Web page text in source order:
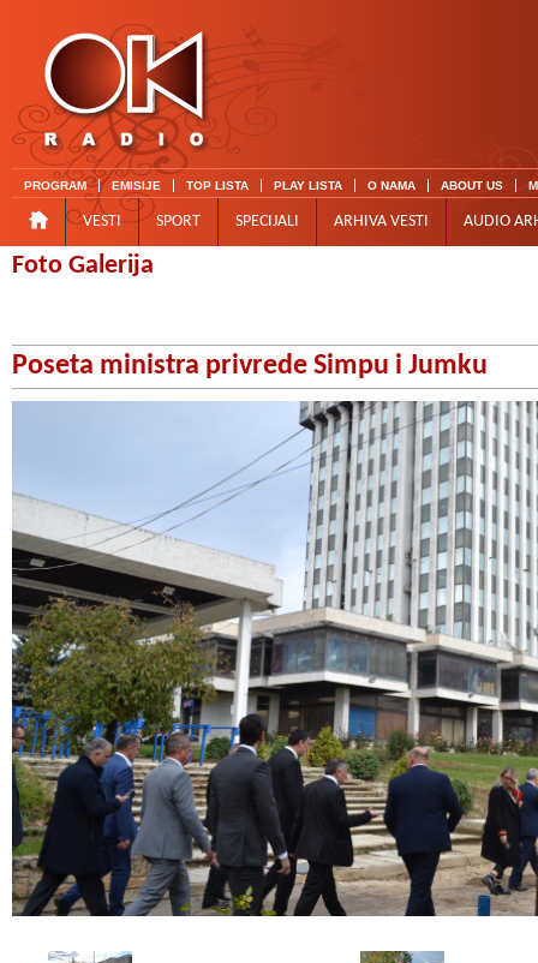
PROGRAM EMISIJE TOP LISTA PLAY LISTA O NAMA ABOUT US
VESTI SPORT SPECIJALI ARHIVA VESTI AUDIO
Foto Galerija
Poseta ministra privrede Simpu i Jumku